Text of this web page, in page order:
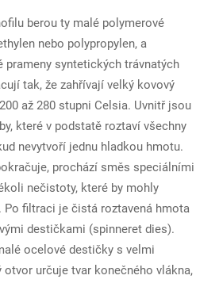
berou ty malé polymerové
nebo polypropylen, a
prameny syntetických trávnatých
tak, že zahřívají velký kovový
až 280 stupni Celsia. Uvnitř jsou
které v podstatě roztaví všechny
nevytvoří jednu hladkou hmotu.
prochází směs speciálními
nečistoty, které by mohly
Po filtraci je čistá roztavená hmota
destičkami (spinneret dies).
ocelové destičky s velmi
otvor určuje tvar konečného vlákna,